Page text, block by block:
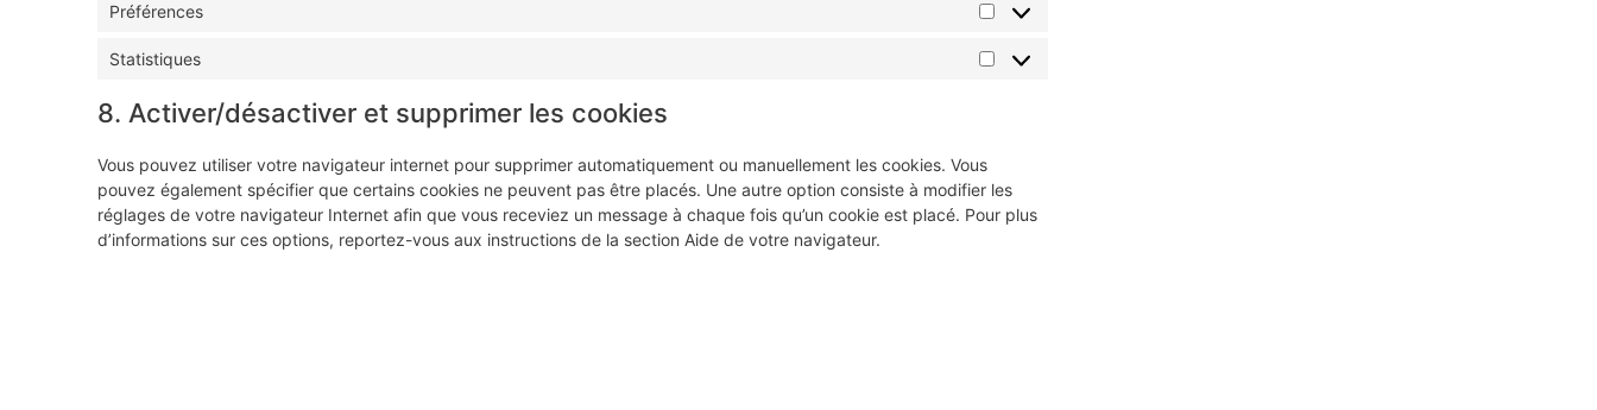
Préférences
Statistiques
8. Activer/désactiver et supprimer les cookies
Vous pouvez utiliser votre navigateur internet pour supprimer automatiquement ou manuellement les cookies. Vous
pouvez également spécifier que certains cookies ne peuvent pas être placés. Une autre option consiste à modifier les
réglages de votre navigateur Internet afin que vous receviez un message à chaque fois qu’un cookie est placé. Pour plus
d’informations sur ces options, reportez-vous aux instructions de la section Aide de votre navigateur.